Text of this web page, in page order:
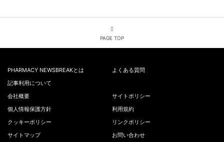
PAGE TOP
PHARMACY NEWSBREAKとは
よくある質問
記事利用について
会社概要
サイトポリシー
個人情報保護方針
利用規約
クッキーポリシー
リンクポリシー
サイトマップ
お問い合わせ